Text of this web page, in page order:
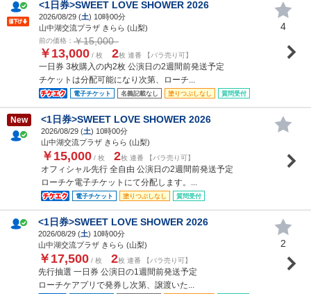
<1日券>SWEET LOVE SHOWER 2026
2026/08/29 (土) 10時00分
山中湖交流プラザ きらら (山梨)
前の価格： ￥15,000
￥13,000 / 枚 2枚 連番 【バラ売り可】
一日券 3枚購入の内2枚 公演日の2週間前発送予定
チケットは分配可能になり次第、ローチ...
電子チケット 名義記載なし 塗りつぶしなし 質問受付
4
New <1日券>SWEET LOVE SHOWER 2026
2026/08/29 (土) 10時00分
山中湖交流プラザ きらら (山梨)
￥15,000 / 枚 2枚 連番 【バラ売り可】
オフィシャル先行 全自由 公演日の2週間前発送予定
ローチケ電子チケットにて分配します。...
電子チケット 塗りつぶしなし 質問受付
<1日券>SWEET LOVE SHOWER 2026
2026/08/29 (土) 10時00分
山中湖交流プラザ きらら (山梨)
￥17,500 / 枚 2枚 連番 【バラ売り可】
先行抽選 一日券 公演日の1週間前発送予定
ローチケアプリで発券し次第、譲渡いた...
2